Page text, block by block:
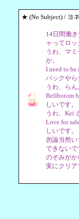
★ (No Subject) / ヨ
14日間働
ャってロ
うわ、マ
か。
I need to
バックやら
うわ、ら
Bellbotom
しいです。
うわ、Kei
Love for
しいです。
勿論当然い
できないで
のぞみが
実にクリア